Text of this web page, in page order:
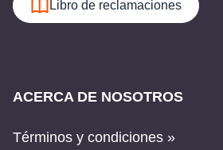
Libro de reclamaciones
ACERCA DE NOSOTROS
Términos y condiciones »